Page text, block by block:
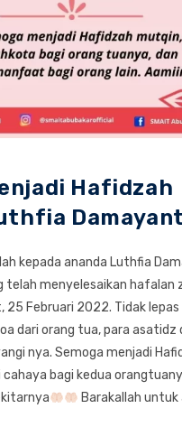
Hafidzah
kepada ananda Luthfia
telah menyelesaikan hafalan
25 Februari 2022. Tidak lepas
dari orang tua, para asatidz
nya. Semoga menjadi
bagi kedua
Barakallah untuk